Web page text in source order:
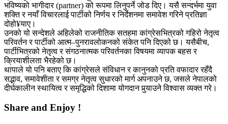
भविष्यको भागीदार (partner) को रूपमा लिनुपर्ने जोड दिए। यसै सन्दर्भमा युवा
शक्ति र नयाँ विचारलाई पार्टीको निर्णय र निर्देशनमा समावेश गरिने प्रतिज्ञा
दोहो¥याए।
उनको यो सन्देशले अहिलेको राजनीतिक सतहमा कांग्रेसभित्रको गहिरो नेतृत्व
परिवर्तन र पार्टीको आत्म–पुनरावलोकनको संकेत पनि दिएको छ। यसैबीच,
पार्टीभित्रको नेतृत्व र संगठनात्मक परिवर्तनका विषयमा व्यापक बहस र
क्रियाशीलता भैरहेको छ।
थापाले यो पनि बताए कि कांग्रेसले संविधान र कानुनको प्रति वफादार रहँदै
सद्भाव, समावेशीता र समग्र नेतृत्व सुधारको मार्ग अपनाउने छ, जसले नेपालको
दीर्घकालीन स्थायित्व र समृद्धिको दिशामा योगदान पुर्‍याउने विश्वास व्यक्त गरे।
Share and Enjoy !